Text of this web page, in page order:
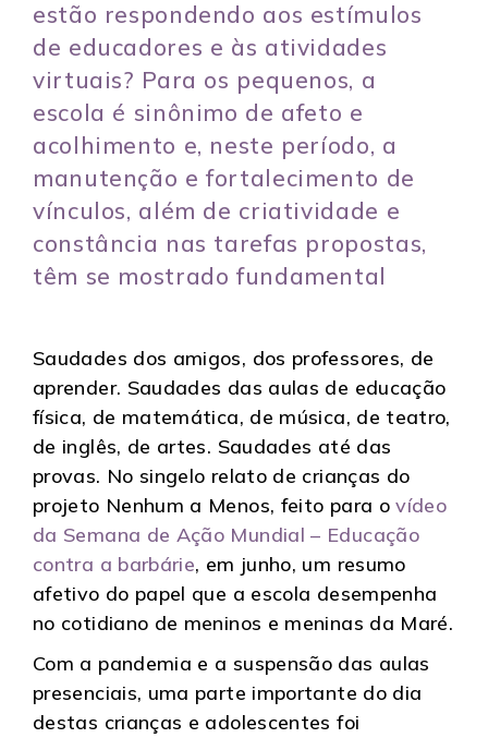
estão respondendo aos estímulos
de educadores e às atividades
virtuais? Para os pequenos, a
escola é sinônimo de afeto e
acolhimento e, neste período, a
manutenção e fortalecimento de
vínculos, além de criatividade e
constância nas tarefas propostas,
têm se mostrado fundamental
Saudades dos amigos, dos professores, de
aprender. Saudades das aulas de educação
física, de matemática, de música, de teatro,
de inglês, de artes. Saudades até das
provas. No singelo relato de crianças do
projeto Nenhum a Menos, feito para ovídeo
da Semana de Ação Mundial – Educação
contra a barbárie, em junho, um resumo
afetivo do papel que a escola desempenha
no cotidiano de meninos e meninas da Maré.
Com a pandemia e a suspensão das aulas
presenciais, uma parte importante do dia
destas crianças e adolescentes foi